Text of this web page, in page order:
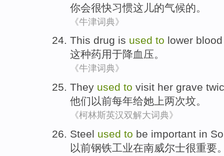
你会很快习惯这儿的气候的。
《牛津词典》
This drug is used to lower
这种药用于降血压。
《牛津词典》
They used to visit her grave
他们 以前每年给她 上两次坟。
《柯林斯英汉双解大词典》
Steel used to be important in
以前钢铁工业在南威尔士很重要